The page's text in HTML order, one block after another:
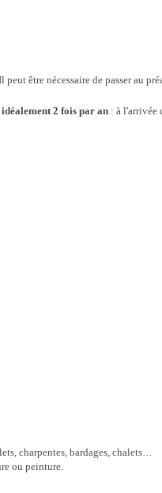
être nécessaire de passer au
2 fois par an : à l'arrivée
charpentes, bardages, chalets…
ou peinture.